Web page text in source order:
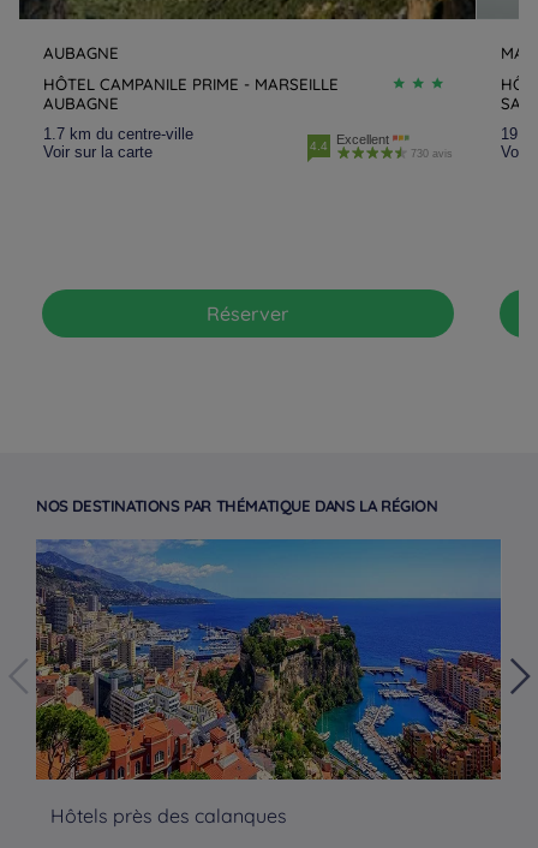
AUBAGNE
HÔTEL CAMPANILE PRIME - MARSEILLE
AUBAGNE
1.7 km du centre-ville
Voir sur la carte
4.4 Excellent
730 avis
Réserver
19.6
Voir
NOS DESTINATIONS PAR THÉMATIQUE DANS LA RÉGION
Hôtels près des calanques
Hôtels à Paris